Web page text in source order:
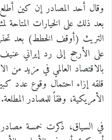
وقال أحد المصادر إن كين
بعد ذلك على الخيارات
التريث (أوقف الخطط) بعد
على الأرجح إلى رد إيراني
بالاقتصاد العالمي في مزيد
قلقه إزاء احتمال وقوع عدد
الأمريكية، وفقاً للمصادر المطلعة.
في السياق، ذكرت خمسة مصادر